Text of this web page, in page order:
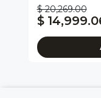
$ 20,269.00
$